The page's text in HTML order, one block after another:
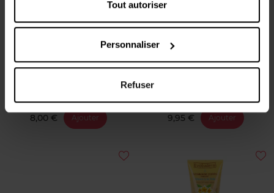
Tout autoriser
Personnaliser
Refuser
FRUIT WORKS
8,00 € Ajouter
NATURA SIBERICA
Gommage corps à
l'Argousier
9,95 € Ajouter